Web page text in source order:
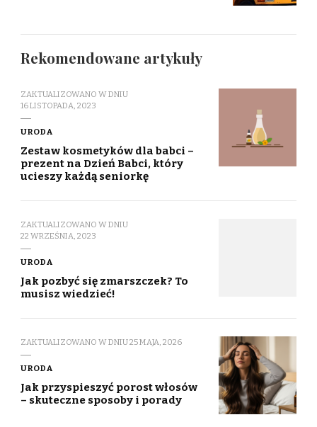
Rekomendowane artykuły
ZAKTUALIZOWANO W DNIU
16 LISTOPADA, 2023
URODA
Zestaw kosmetyków dla babci –
prezent na Dzień Babci, który
ucieszy każdą seniorkę
ZAKTUALIZOWANO W DNIU
22 WRZEŚNIA, 2023
URODA
Jak pozbyć się zmarszczek? To
musisz wiedzieć!
ZAKTUALIZOWANO W DNIU25 MAJA, 2026
URODA
Jak przyspieszyć porost włosów
– skuteczne sposoby i porady